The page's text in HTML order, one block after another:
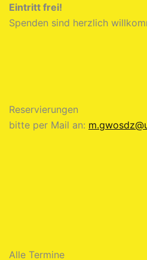
Eintritt frei!
Spenden sind herzlich
Reservierungen
bitte per Mail an:
Alle Termine